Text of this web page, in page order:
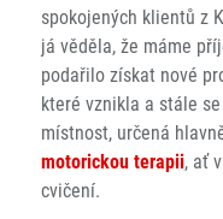
spokojených klientů z
já věděla, že máme
podařilo získat nové
které vznikla a stále
místnost, určená
motorickou terapii, ať
cvičení.